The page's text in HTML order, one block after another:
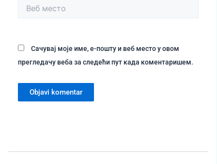
Веб
место
Сачувај моје име, е-пошту и веб место у овом
прегледачу веба за следећи пут када коментаришем.